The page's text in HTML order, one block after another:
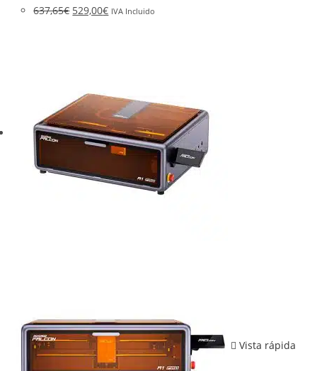
637,65€ 529,00€ IVA Incluido
Vista rápida